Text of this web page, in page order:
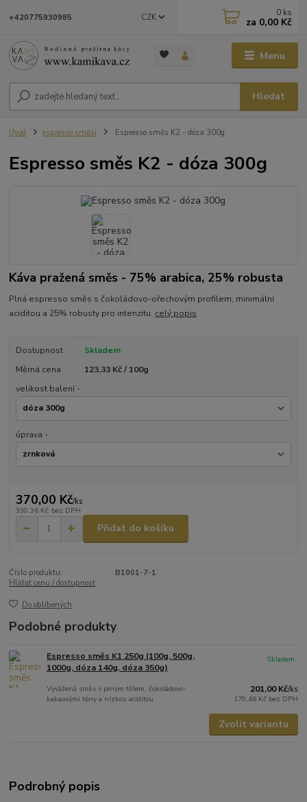
Menu
CZK
Hledat
+420775930985 0 ks
za 0,00 Kč
Úvod espresso směsi Espresso směs K2 - dóza 300g
Espresso směs K2 - dóza 300g
Káva pražená směs - 75% arabica, 25% robusta
Plná espresso směs s čokoládovo-ořechovým profilem, minimální
aciditou a 25% robusty pro intenzitu. celý popis
Dostupnost
Skladem
Měrná cena
123,33 Kč / 100g
velikost balení -
úprava -
370,00 Kč/ks
330,36 Kč bez DPH
Přidat do košíku
Číslo produktu:
B1001-7-1
Hlídat cenu / dostupnost
Do oblíbených
Podobné produkty
Espresso směs K1 250g (100g, 500g,
1000g, dóza 140g, dóza 350g)
Vyvážená směs s plným tělem, čokoládovo-
kakaovými tóny a nízkou aciditou.
201,00 Kč/ks
179,46 Kč bez DPH
Skladem
Zvolit variantu
Podrobný popis